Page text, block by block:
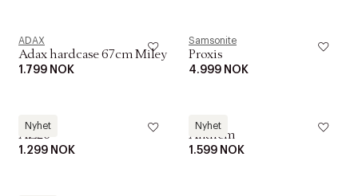
ADAX
Adax hardcase 67cm Miley
1.799 NOK
Samsonite
Proxis
4.999 NOK
Nyhet
Airbox
AZ26
1.299 NOK
Nyhet
EPIC
Anthem
1.599 NOK